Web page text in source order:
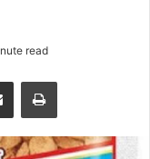
read
Share via Email Print